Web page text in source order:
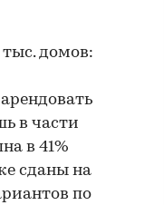
тыс. домов:
в части
в 41%
сданы на
по